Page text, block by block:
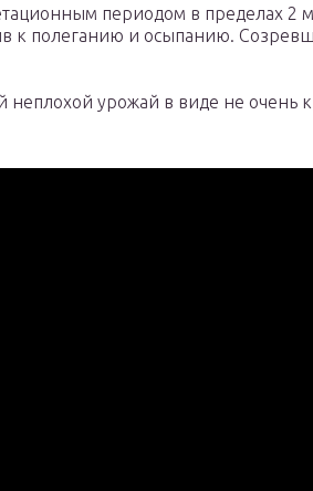
периодом в пределах 2
к полеганию и осыпанию.
урожай в виде не очень